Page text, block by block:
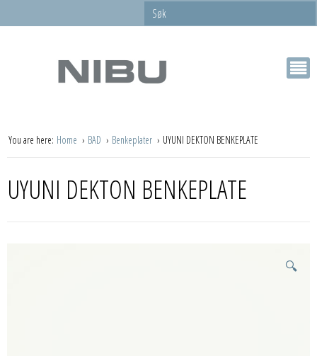
You are here: Home BAD Benkeplater UYUNI DEKTON BENKEPLATE
UYUNI DEKTON BENKEPLATE
🔍